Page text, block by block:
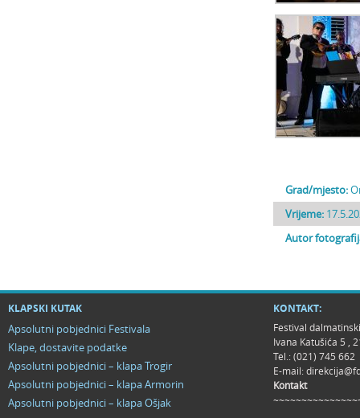
Grad/mjesto:
Vrijeme:
Autor
KLAPSKI KUTAK
Apsolutni pobjednici Festivala
Klape, dostavite podatke
Apsolutni pobjednici – klapa Trogir
Apsolutni pobjednici – klapa Armorin
Apsolutni pobjednici – klapa Ošjak
KONTAKT:
Festival
Ivana Katušića 5 ,
Tel.: (021) 745 662
E-mail:
Kontakt